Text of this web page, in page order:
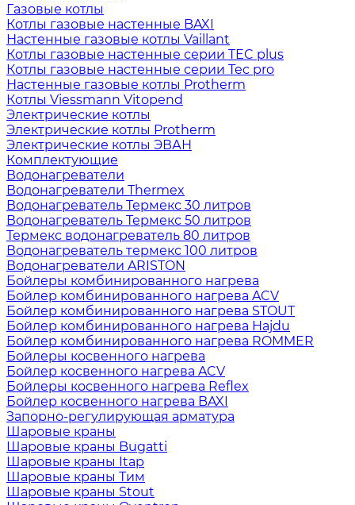
Газовые котлы
Котлы газовые настенные BAXI
Настенные газовые котлы Vaillant
Котлы газовые настенные серии TEC plus
Котлы газовые настенные серии Tec pro
Настенные газовые котлы Protherm
Котлы Viessmann Vitopend
Электрические котлы
Электрические котлы Protherm
Электрические котлы ЭВАН
Комплектующие
Водонагреватели
Водонагреватели Thermex
Водонагреватель Термекс 30 литров
Водонагреватель Термекс 50 литров
Термекс водонагреватель 80 литров
Водонагреватель термекс 100 литров
Водонагреватели ARISTON
Бойлеры комбинированного нагрева
Бойлер комбинированного нагрева ACV
Бойлер комбинированного нагрева STOUT
Бойлер комбинированного нагрева Hajdu
Бойлер комбинированного нагрева ROMMER
Бойлеры косвенного нагрева
Бойлер косвенного нагрева ACV
Бойлеры косвенного нагрева Reflex
Бойлер косвенного нагрева BAXI
Запорно-регулирующая арматура
Шаровые краны
Шаровые краны Bugatti
Шаровые краны Itap
Шаровые краны Тим
Шаровые краны Stout